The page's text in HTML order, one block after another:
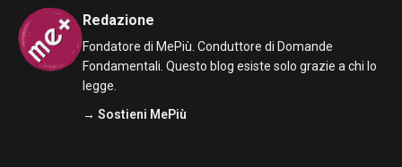
Redazione
Fondatore di MePiù. Conduttore di Domande
Fondamentali. Questo blog esiste solo grazie a chi lo
legge.
→ Sostieni MePiù